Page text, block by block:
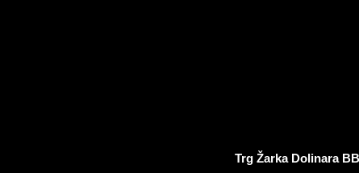
Trg Žarka Dolinara